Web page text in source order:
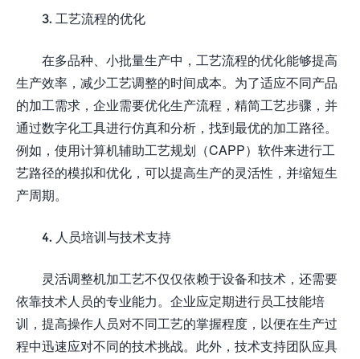
3. 工艺流程的优化
在多品种、小批量生产中，工艺流程的优化能够提高
生产效率，减少工艺调整的时间成本。为了适应不同产品
的加工需求，企业需要优化生产流程，精简工艺步骤，并
通过数字化工具进行仿真和分析，找到最优的加工路径。
例如，使用计算机辅助工艺规划（CAPP）软件来进行工
艺路径的模拟和优化，可以提高生产的灵活性，并缩短生
产周期。
4. 人员培训与技术支持
灵活调整机加工艺不仅仅依赖于设备和技术，还需要
依靠技术人员的专业能力。企业应定期进行员工技能培
训，提高操作人员对不同工艺的掌握程度，以便在生产过
程中迅速应对不同的技术挑战。此外，技术支持团队应具